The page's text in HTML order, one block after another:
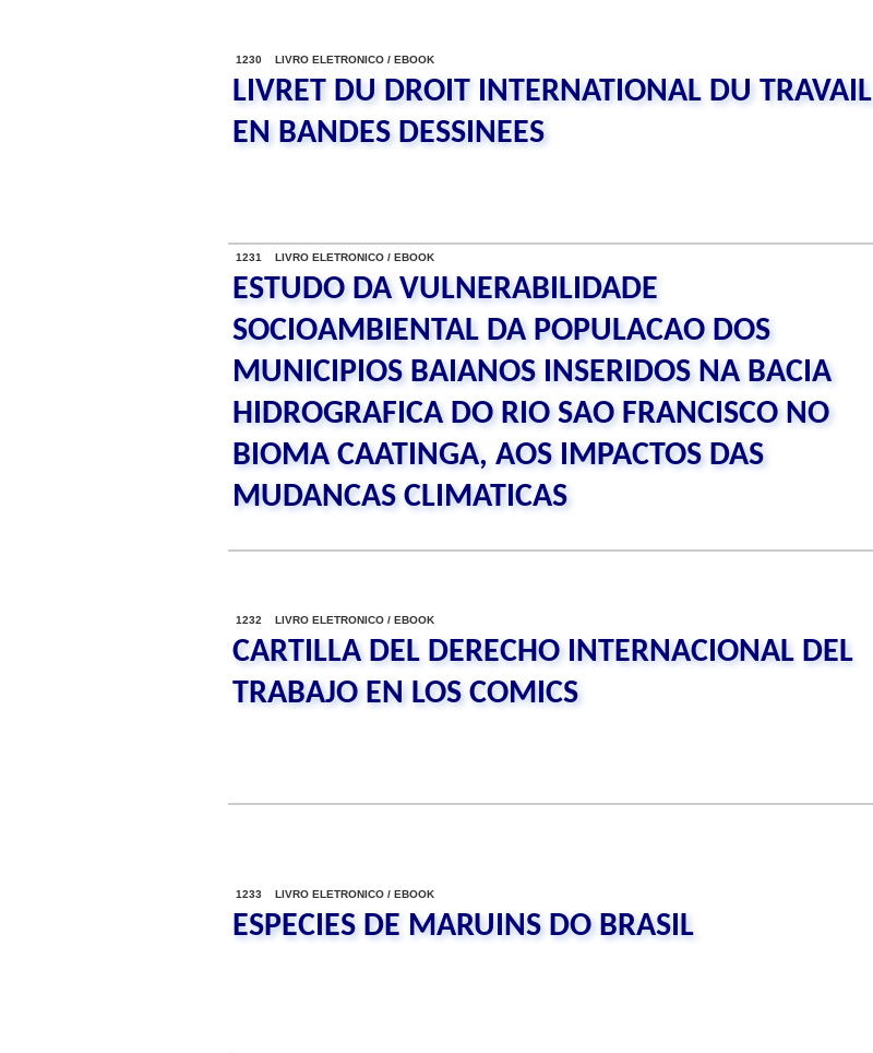
1230 LIVRO ELETRONICO / EBOOK
LIVRET DU DROIT INTERNATIONAL DU TRAVAIL
EN BANDES DESSINEES
1231 LIVRO ELETRONICO / EBOOK
ESTUDO DA VULNERABILIDADE
SOCIOAMBIENTAL DA POPULACAO DOS
MUNICIPIOS BAIANOS INSERIDOS NA BACIA
HIDROGRAFICA DO RIO SAO FRANCISCO NO
BIOMA CAATINGA, AOS IMPACTOS DAS
MUDANCAS CLIMATICAS
1232 LIVRO ELETRONICO / EBOOK
CARTILLA DEL DERECHO INTERNACIONAL DEL
TRABAJO EN LOS COMICS
1233 LIVRO ELETRONICO / EBOOK
ESPECIES DE MARUINS DO BRASIL